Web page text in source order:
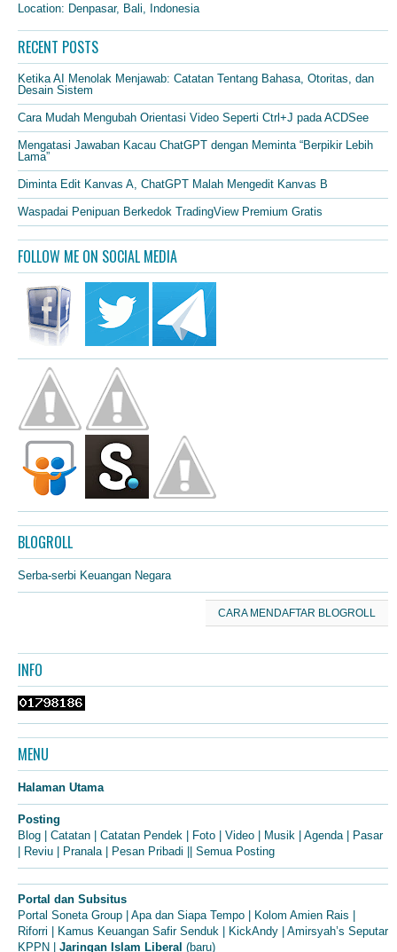
Location: Denpasar, Bali, Indonesia
RECENT POSTS
Ketika AI Menolak Menjawab: Catatan Tentang Bahasa, Otoritas, dan
Desain Sistem
Cara Mudah Mengubah Orientasi Video Seperti Ctrl+J pada ACDSee
Mengatasi Jawaban Kacau ChatGPT dengan Meminta “Berpikir Lebih
Lama”
Diminta Edit Kanvas A, ChatGPT Malah Mengedit Kanvas B
Waspadai Penipuan Berkedok TradingView Premium Gratis
FOLLOW ME ON SOCIAL MEDIA
BLOGROLL
Serba-serbi Keuangan Negara
CARA MENDAFTAR BLOGROLL
INFO
MENU
Halaman Utama
Posting
Blog | Catatan | Catatan Pendek | Foto | Video | Musik | Agenda | Pasar
| Reviu | Pranala | Pesan Pribadi || Semua Posting
Portal dan Subsitus
Portal Soneta Group | Apa dan Siapa Tempo | Kolom Amien Rais |
Riforri | Kamus Keuangan Safir Senduk | KickAndy | Amirsyah’s Seputar
KPPN | Jaringan Islam Liberal (baru)